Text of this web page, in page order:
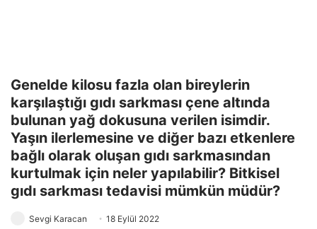
Genelde kilosu fazla olan bireylerin
karşılaştığı gıdı sarkması çene altında
bulunan yağ dokusuna verilen isimdir.
Yaşın ilerlemesine ve diğer bazı etkenlere
bağlı olarak oluşan gıdı sarkmasından
kurtulmak için neler yapılabilir? Bitkisel
gıdı sarkması tedavisi mümkün müdür?
Sevgi Karacan 18 Eylül 2022